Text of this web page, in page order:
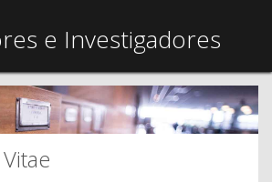
e Investigadores